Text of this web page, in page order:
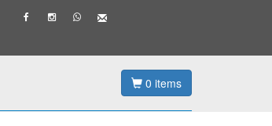
0 items